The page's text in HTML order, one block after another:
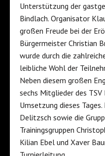
Unterstützung der
Bindlach. Organisator
großen Freude bei der
Bürgermeister Christian
wurde durch die
leibliche Wohl der
Neben diesem großen
sechs Mitglieder des
Umsetzung dieses
Delitzsch sowie die
Trainingsgruppen
Kilian Ebel und Xaver